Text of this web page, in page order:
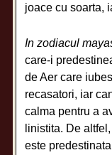
joace cu soarta,
In zodiacul
care-i
de Aer care
recasatori, iar
calma pentru a
linistita. De
este